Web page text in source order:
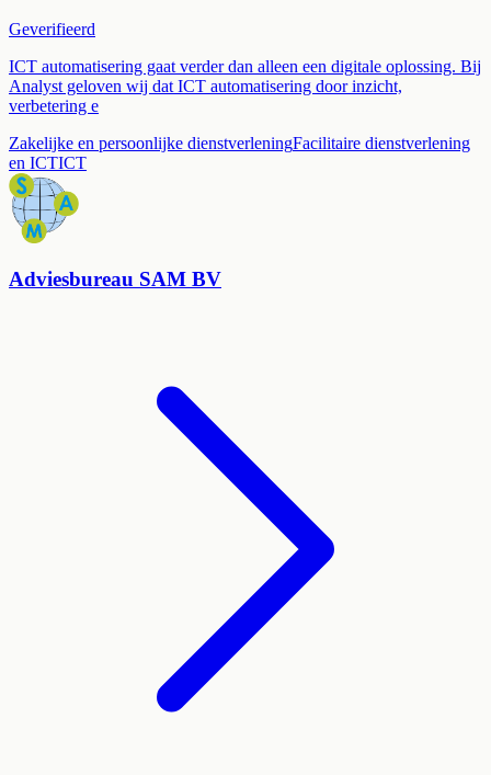
Geverifieerd
ICT automatisering gaat verder dan alleen een digitale oplossing. Bij
Analyst geloven wij dat ICT automatisering door inzicht,
verbetering e
Zakelijke en persoonlijke dienstverleningFacilitaire dienstverlening
en ICTICT
Adviesbureau SAM BV